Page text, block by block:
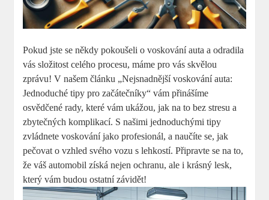
Pokud jste se někdy pokoušeli o voskování auta a odradila
vás složitost celého procesu, máme pro vás skvělou
zprávu! V našem článku „Nejsnadnější voskování auta:
Jednoduché tipy pro začátečníky“ vám přinášíme
osvědčené rady, které vám ukážou, jak na to bez stresu a
zbytečných komplikací. S našimi jednoduchými tipy
zvládnete voskování jako profesionál, a naučíte se, jak
pečovat o vzhled svého vozu s lehkostí. Připravte se na to,
že váš automobil získá nejen ochranu, ale i krásný lesk,
který vám budou ostatní závidět!